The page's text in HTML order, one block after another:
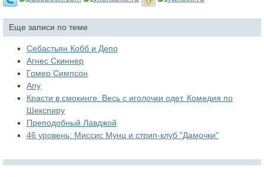
Еще записи по теме
Себастьян Кобб и Депо
Агнес Скиннер
Гомер Симпсон
Апу
Красти в смокинге. Весь с иголочки одет. Комедия по
Шекспиру
Преподобный Лавджой
46 уровень: Миссис Мунц и стрип-клуб "Дамочки"